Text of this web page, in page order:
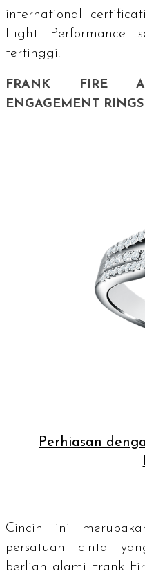
international
Light Performance
tertinggi:
FRANK FIRE
ENGAGEMENT RINGS
Perhiasan
Cincin ini
persatuan cinta
berlian alami Frank